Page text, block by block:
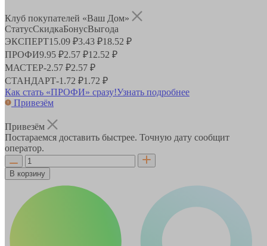
Клуб покупателей «Ваш Дом»
СтатусСкидкаБонусВыгода
ЭКСПЕРТ15.09 ₽3.43 ₽18.52 ₽
ПРОФИ9.95 ₽2.57 ₽12.52 ₽
МАСТЕР-2.57 ₽2.57 ₽
СТАНДАРТ-1.72 ₽1.72 ₽
Как стать «ПРОФИ» сразу!Узнать подробнее
Привезём
Привезём
Постараемся доставить быстрее. Точную дату сообщит
оператор.
В корзину